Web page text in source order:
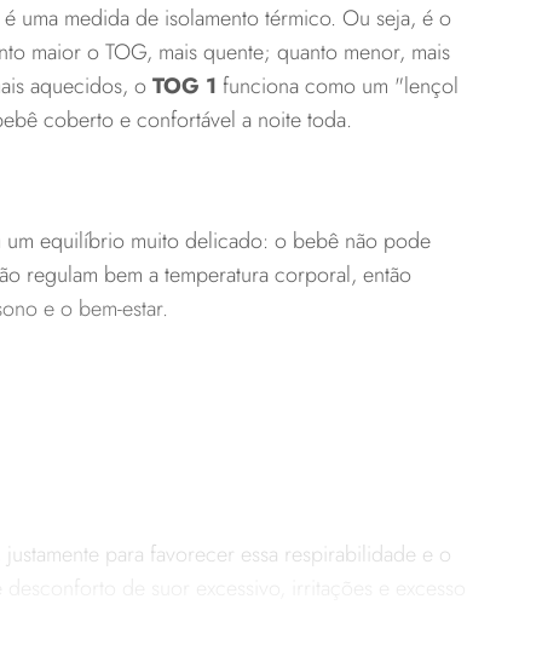
uma medida de isolamento térmico. Ou seja, é o
maior o TOG, mais quente; quanto menor, mais
aquecidos, oTOG 1 funciona como um "lençol
coberto e confortável a noite toda.
um equilíbrio muito delicado: o bebê não pode
regulam bem a temperatura corporal, então
e o bem-estar.
justamente para favorecer essa respirabilidade e o